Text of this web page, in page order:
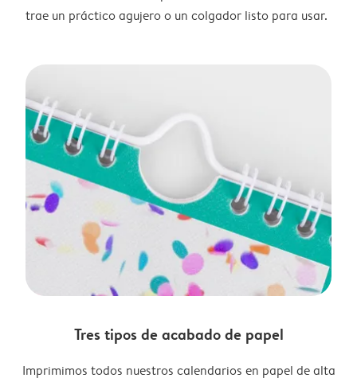
trae un práctico agujero o un colgador listo para usar.
Tres tipos de acabado de papel
Imprimimos todos nuestros calendarios en papel de alta